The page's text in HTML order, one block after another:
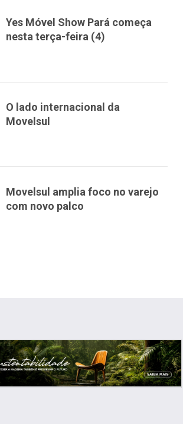
Yes Móvel Show Pará começa
nesta terça-feira (4)
O lado internacional da
Movelsul
Movelsul amplia foco no varejo
com novo palco